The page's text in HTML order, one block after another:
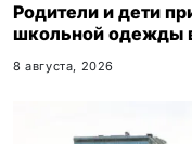
Родители и дети
школьной одежды
8 августа, 2026